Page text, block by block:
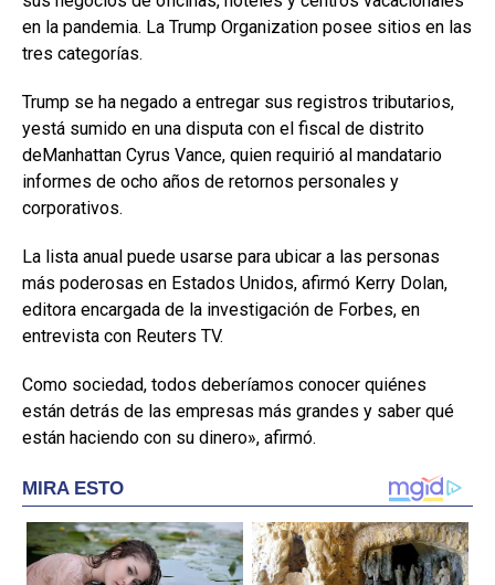
en la pandemia. La Trump Organization posee sitios en las
tres categorías.
Trump se ha negado a entregar sus registros tributarios,
yestá sumido en una disputa con el fiscal de distrito
deManhattan Cyrus Vance, quien requirió al mandatario
informes de ocho años de retornos personales y
corporativos.
La lista anual puede usarse para ubicar a las personas
más poderosas en Estados Unidos, afirmó Kerry Dolan,
editora encargada de la investigación de Forbes, en
entrevista con Reuters TV.
Como sociedad, todos deberíamos conocer quiénes
están detrás de las empresas más grandes y saber qué
están haciendo con su dinero», afirmó.